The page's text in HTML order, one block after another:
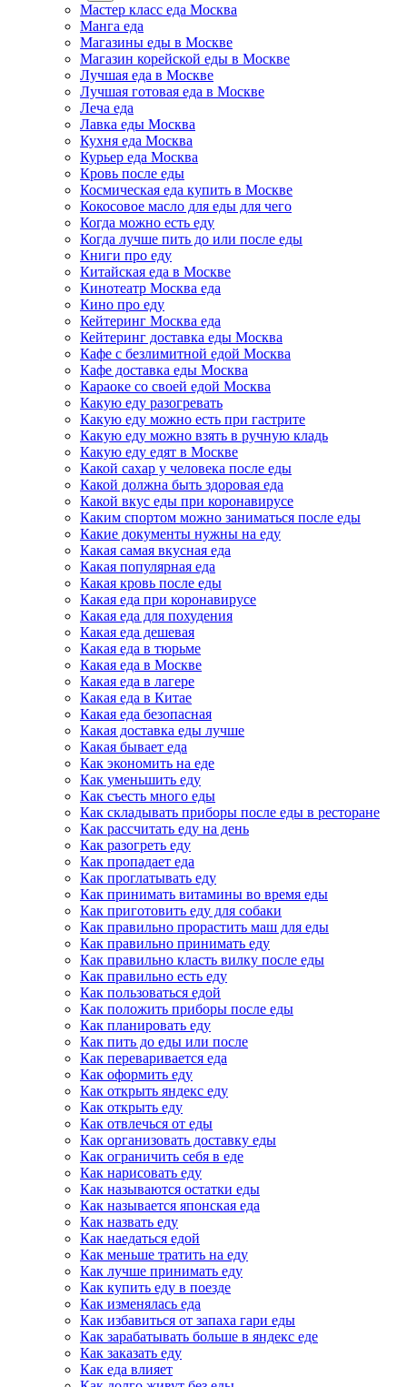
Мастер класс еда Москва
Манга еда
Магазины еды в Москве
Магазин корейской еды в Москве
Лучшая еда в Москве
Лучшая готовая еда в Москве
Леча еда
Лавка еды Москва
Кухня еда Москва
Курьер еда Москва
Кровь после еды
Космическая еда купить в Москве
Кокосовое масло для еды для чего
Когда можно есть еду
Когда лучше пить до или после еды
Книги про еду
Китайская еда в Москве
Кинотеатр Москва еда
Кино про еду
Кейтеринг Москва еда
Кейтеринг доставка еды Москва
Кафе с безлимитной едой Москва
Кафе доставка еды Москва
Караоке со своей едой Москва
Какую еду разогревать
Какую еду можно есть при гастрите
Какую еду можно взять в ручную кладь
Какую еду едят в Москве
Какой сахар у человека после еды
Какой должна быть здоровая еда
Какой вкус еды при коронавирусе
Каким спортом можно заниматься после еды
Какие документы нужны на еду
Какая самая вкусная еда
Какая популярная еда
Какая кровь после еды
Какая еда при коронавирусе
Какая еда для похудения
Какая еда дешевая
Какая еда в тюрьме
Какая еда в Москве
Какая еда в лагере
Какая еда в Китае
Какая еда безопасная
Какая доставка еды лучше
Какая бывает еда
Как экономить на еде
Как уменьшить еду
Как съесть много еды
Как складывать приборы после еды в ресторане
Как рассчитать еду на день
Как разогреть еду
Как пропадает еда
Как проглатывать еду
Как принимать витамины во время еды
Как приготовить еду для собаки
Как правильно прорастить маш для еды
Как правильно принимать еду
Как правильно класть вилку после еды
Как правильно есть еду
Как пользоваться едой
Как положить приборы после еды
Как планировать еду
Как пить до еды или после
Как переваривается еда
Как оформить еду
Как открыть яндекс еду
Как открыть еду
Как отвлечься от еды
Как организовать доставку еды
Как ограничить себя в еде
Как нарисовать еду
Как называются остатки еды
Как называется японская еда
Как назвать еду
Как наедаться едой
Как меньше тратить на еду
Как лучше принимать еду
Как купить еду в поезде
Как изменялась еда
Как избавиться от запаха гари еды
Как зарабатывать больше в яндекс еде
Как заказать еду
Как еда влияет